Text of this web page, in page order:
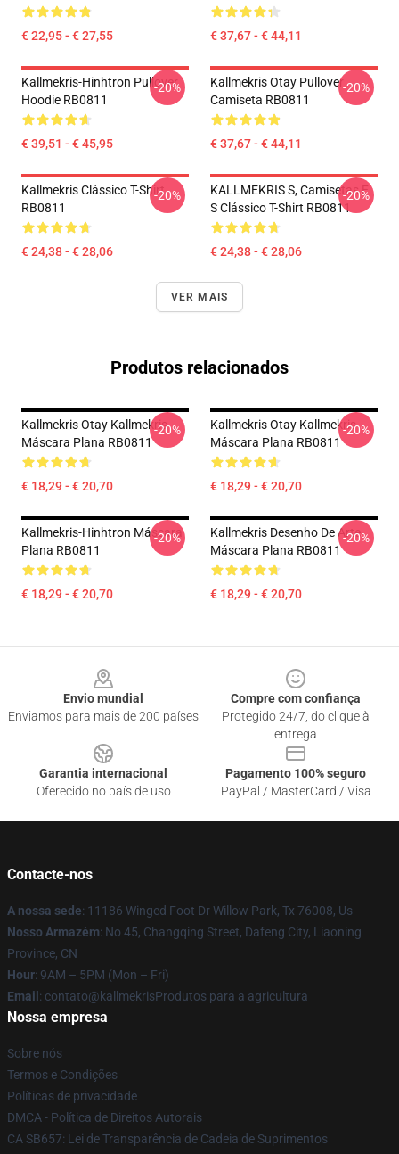
€ 22,95 - € 27,55 € 37,67 - € 44,11
Kallmekris-Hinhtron Pullover
Hoodie RB0811
€ 39,51 - € 45,95
-20%
Kallmekris Otay Pullover
Camiseta RB0811
€ 37,67 - € 44,11
-20%
Kallmekris Clássico T-Shirt
RB0811
€ 24,38 - € 28,06
-20%
KALLMEKRIS S, Camisetas E
S Clássico T-Shirt RB0811
€ 24,38 - € 28,06
-20%
VER MAIS
Produtos relacionados
Kallmekris Otay Kallmekris
Máscara Plana RB0811
€ 18,29 - € 20,70
-20%
Kallmekris Otay Kallmekris
Máscara Plana RB0811
€ 18,29 - € 20,70
-20%
Kallmekris-Hinhtron Máscara
Plana RB0811
€ 18,29 - € 20,70
-20%
Kallmekris Desenho De Arte
Máscara Plana RB0811
€ 18,29 - € 20,70
-20%
Envio mundial
Enviamos para mais de 200 países
Compre com confiança
Protegido 24/7, do clique à
entrega
Garantia internacional
Oferecido no país de uso
Pagamento 100% seguro
PayPal / MasterCard / Visa
Contacte-nos
A nossa sede: 11186 Winged Foot Dr Willow Park, Tx 76008, Us
Nosso Armazém: No 45, Changqing Street, Dafeng City, Liaoning
Province, CN
Hour: 9AM – 5PM (Mon – Fri)
Email : contato@kallmekrisProdutos para a agricultura
Nossa empresa
Sobre nós
Termos e Condições
Políticas de privacidade
DMCA - Política de Direitos Autorais
CA SB657: Lei de Transparência de Cadeia de Suprimentos